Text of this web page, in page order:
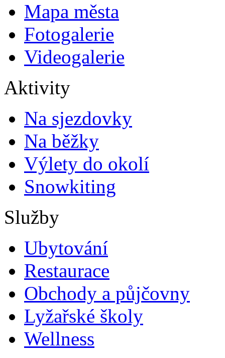
Mapa města
Fotogalerie
Videogalerie
Aktivity
Na sjezdovky
Na běžky
Výlety do okolí
Snowkiting
Služby
Ubytování
Restaurace
Obchody a půjčovny
Lyžařské školy
Wellness